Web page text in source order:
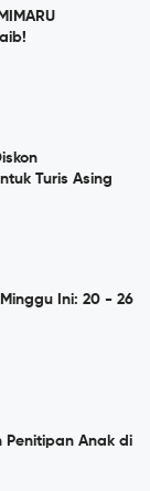
Turis Asing
Ini: 20 - 26
Penitipan Anak di